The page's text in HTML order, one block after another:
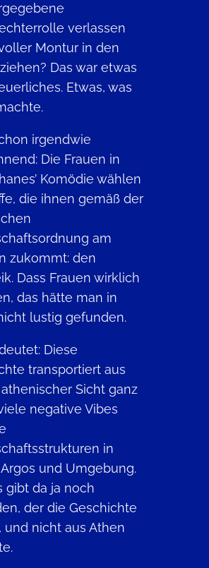
verlassen
Montur in den
Das war etwas
Etwas, was
irgendwie
Die Frauen in
Komödie wählen
die ihnen gemäß der
am
zukommt: den
Dass Frauen wirklich
das hätte man in
lustig gefunden.
Diese
transportiert aus
Sicht ganz
negative Vibes
in
Argos und Umgebung.
gibt da ja noch
der die Geschichte
und nicht aus Athen